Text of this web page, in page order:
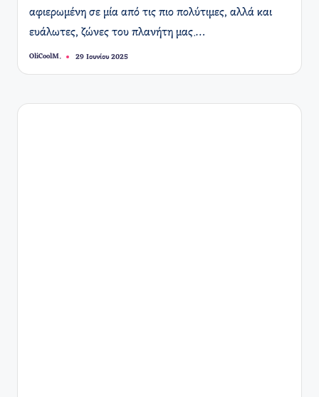
αφιερωμένη σε μία από τις πιο πολύτιμες, αλλά και
ευάλωτες, ζώνες του πλανήτη μας.…
Συγγραφέας:
OliCoolM. 29 Ιουνίου 2025